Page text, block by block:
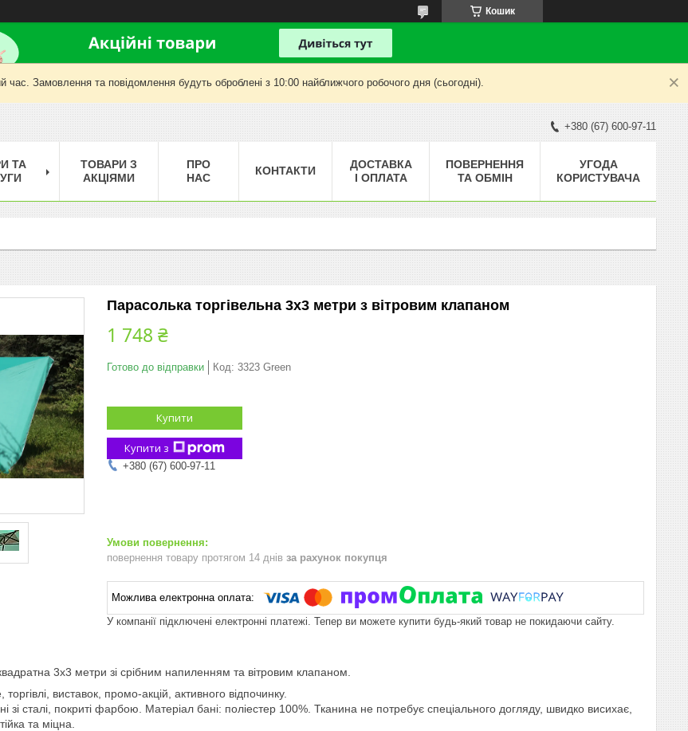
Кошик
час. Замовлення та повідомлення будуть оброблені з 10:00 найближчого робочого дня (сьогодні).
+380 (67) 600-97-11
ТА
ТОВАРИ З
АКЦІЯМИ
ПРО
НАС
КОНТАКТИ
ДОСТАВКА
І ОПЛАТА
ПОВЕРНЕННЯ
ТА ОБМІН
УГОДА
КОРИСТУВАЧА
Парасолька торгівельна 3х3 метри з вітровим клапаном
1 748 ₴
Готово до відправки Код: 3323 Green
Купити
Купити з
+380 (67) 600-97-11
повернення товару протягом 14 днів за рахунок покупця
У компанії підключені електронні платежі. Тепер ви можете купити будь-який товар не покидаючи сайту.
3х3 метри зі срібним напиленням та вітровим клапаном.
виставок, промо-акцій, активного відпочинку.
зі сталі, покриті фарбою. Матеріал бані: поліестер 100%. Тканина не потребує спеціального догляду, швидко висихає,
та міцна.